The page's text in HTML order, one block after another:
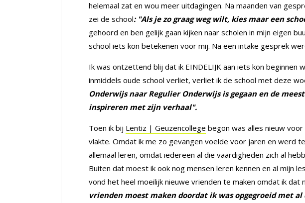
helemaal zat en wou meer uitdagingen. Na maanden van
zei de school: "Als je zo graag weg wilt, kies maar een
gehoord en ben gelijk gaan kijken naar scholen in mijn eigen
school iets kon betekenen voor mij. Na een intake gesprek
Ik was ontzettend blij dat ik EINDELIJK aan iets kon beginnen
inmiddels oude school verliet, verliet ik de school met deze
Onderwijs naar Regulier Onderwijs is gegaan en de
inspireren met zijn verhaal".
Toen ik bij Lentiz | Geuzencollege begon was alles nieuw
vlakte. Omdat ik me zo gevangen voelde voor jaren en werd
allemaal leren, omdat iedereen al die vaardigheden zich al
Buiten dat moest ik ook nog mensen leren kennen en al mijn
vond het heel moeilijk nieuwe vrienden te maken omdat ik dat
vrienden moest maken doordat ik was opgegroeid met